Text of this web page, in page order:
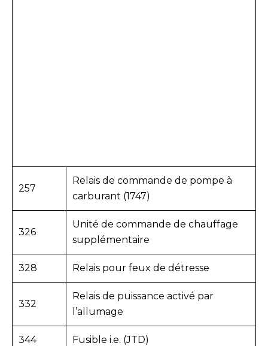
257
Relais de commande de pompe à
carburant (1747)
326
Unité de commande de chauffage
supplémentaire
328 Relais pour feux de détresse
332
Relais de puissance activé par
l’allumage
344 Fusible i.e. (JTD)